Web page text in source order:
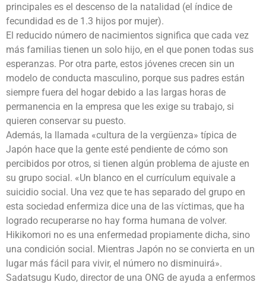
principales es el descenso de la natalidad (el índice de
fecundidad es de 1.3 hijos por mujer).
El reducido número de nacimientos significa que cada vez
más familias tienen un solo hijo, en el que ponen todas sus
esperanzas. Por otra parte, estos jóvenes crecen sin un
modelo de conducta masculino, porque sus padres están
siempre fuera del hogar debido a las largas horas de
permanencia en la empresa que les exige su trabajo, si
quieren conservar su puesto.
Además, la llamada «cultura de la vergüenza» típica de
Japón hace que la gente esté pendiente de cómo son
percibidos por otros, si tienen algún problema de ajuste en
su grupo social. «Un blanco en el currículum equivale a
suicidio social. Una vez que te has separado del grupo en
esta sociedad enfermiza dice una de las víctimas, que ha
logrado recuperarse no hay forma humana de volver.
Hikikomori no es una enfermedad propiamente dicha, sino
una condición social. Mientras Japón no se convierta en un
lugar más fácil para vivir, el número no disminuirá».
Sadatsugu Kudo, director de una ONG de ayuda a enfermos